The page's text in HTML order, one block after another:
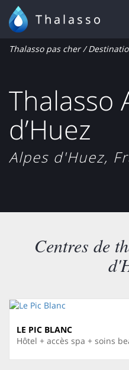
Thalasso
Thalasso
d’Huez
Alpes d'Huez,
Thalasso pas cher/
Centres de
LE PIC BLANC
Hôtel + accès spa + soins